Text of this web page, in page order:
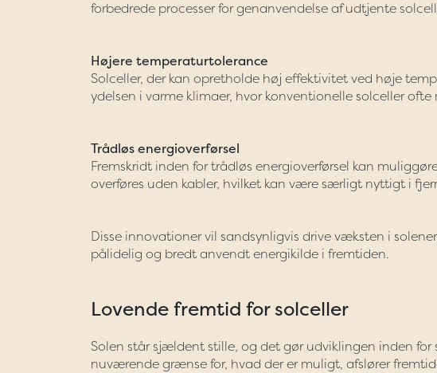
forbedrede processer for genanvendelse af udtjente
Højere temperaturtolerance
Solceller, der kan opretholde høj effektivitet ved høje
ydelsen i varme klimaer, hvor konventionelle solceller
Trådløs energioverførsel
Fremskridt inden for trådløs energioverførsel kan
overføres uden kabler, hvilket kan være særligt nyttigt i
Disse innovationer vil sandsynligvis drive væksten i
pålidelig og bredt anvendt energikilde i fremtiden.
Lovende fremtid for solceller
Solen står sjældent stille, og det gør udviklingen inden for
nuværende grænse for, hvad der er muligt, afslører